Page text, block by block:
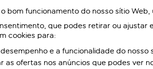
bom funcionamento do nosso sítio
que podes retirar ou ajustar
cookies para:
e a funcionalidade do nosso
as ofertas nos anúncios que podes ver